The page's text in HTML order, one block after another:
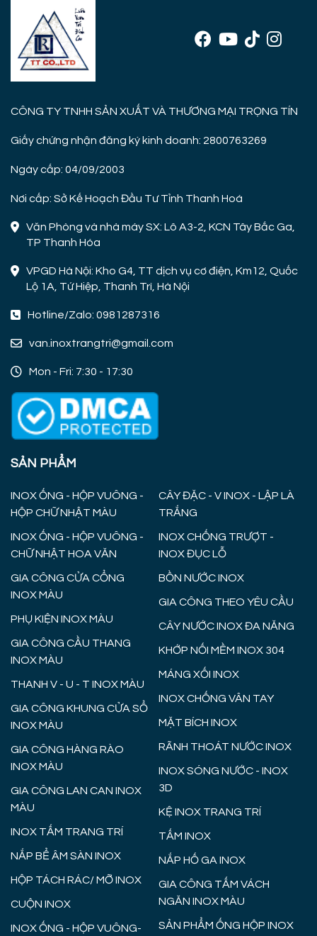
CÔNG TY TNHH SẢN XUẤT VÀ THƯƠNG MẠI TRỌNG TÍN
Giấy chứng nhận đăng ký kinh doanh: 2800763269
Ngày cấp: 04/09/2003
Nơi cấp: Sở Kế Hoạch Đầu Tư Tỉnh Thanh Hoá
Văn Phòng và nhà máy SX: Lô A3-2, KCN Tây Bắc Ga,
TP Thanh Hóa
VPGD Hà Nội: Kho G4, TT dịch vụ cơ điện, Km12, Quốc
Lộ 1A, Tứ Hiệp, Thanh Trì, Hà Nội
Hotline/Zalo: 0981287316
van.inoxtrangtri@gmail.com
Mon - Fri: 7:30 - 17:30
SẢN PHẨM
INOX ỐNG - HỘP VUÔNG -
HỘP CHỮ NHẬT MÀU
INOX ỐNG - HỘP VUÔNG -
CHỮ NHẬT HOA VĂN
GIA CÔNG CỬA CỔNG
INOX MÀU
PHỤ KIỆN INOX MÀU
GIA CÔNG CẦU THANG
INOX MÀU
THANH V - U - T INOX MÀU
GIA CÔNG KHUNG CỬA SỔ
INOX MÀU
GIA CÔNG HÀNG RÀO
INOX MÀU
GIA CÔNG LAN CAN INOX
MÀU
INOX TẤM TRANG TRÍ
NẮP BỂ ÂM SÀN INOX
HỘP TÁCH RÁC/ MỠ INOX
CUỘN INOX
INOX ỐNG - HỘP VUÔNG-
CÂY ĐẶC - V INOX - LẬP LÀ
TRẮNG
INOX CHỐNG TRƯỢT -
INOX ĐỤC LỖ
BỒN NƯỚC INOX
GIA CÔNG THEO YÊU CẦU
CÂY NƯỚC INOX ĐA NĂNG
KHỚP NỐI MỀM INOX 304
MÁNG XỐI INOX
INOX CHỐNG VÂN TAY
MẶT BÍCH INOX
RÃNH THOÁT NƯỚC INOX
INOX SÓNG NƯỚC - INOX
3D
KỆ INOX TRANG TRÍ
TẤM INOX
NẮP HỐ GA INOX
GIA CÔNG TẤM VÁCH
NGĂN INOX MÀU
SẢN PHẨM ỐNG HỘP INOX